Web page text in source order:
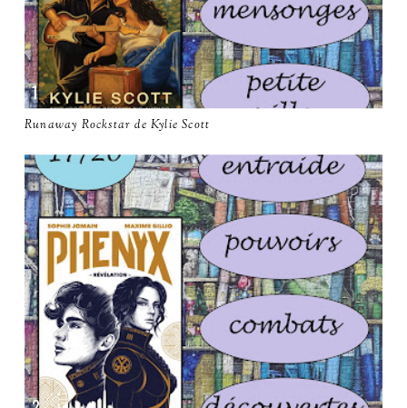
Runaway Rockstar de Kylie Scott